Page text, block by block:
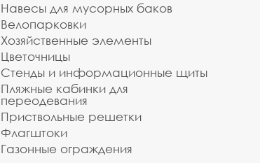
Навесы для мусорных баков
Велопарковки
Хозяйственные элементы
Цветочницы
Стенды и информационные щиты
Пляжные кабинки для
переодевания
Приствольные решетки
Флагштоки
Газонные ограждения